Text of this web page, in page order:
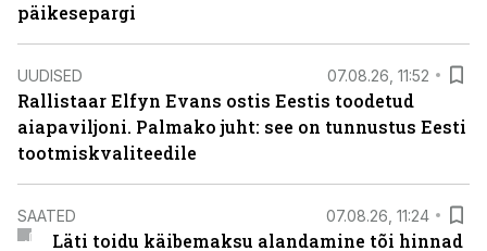
päikesepargi
UUDISED 07.08.26, 11:52
Rallistaar Elfyn Evans ostis Eestis toodetud
aiapaviljoni. Palmako juht: see on tunnustus Eesti
tootmiskvaliteedile
SAATED 07.08.26, 11:24
Läti toidu käibemaksu alandamine tõi hinnad